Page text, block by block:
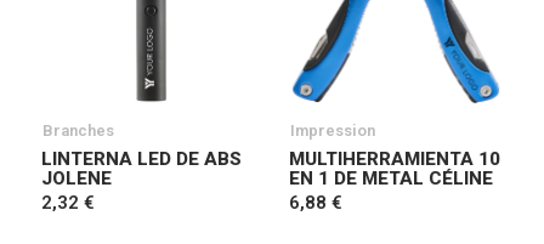
Branches
LINTERNA LED DE ABS
JOLENE
2,32 €
Impression
MULTIHERRAMIENTA 10
EN 1 DE METAL CÉLINE
6,88 €